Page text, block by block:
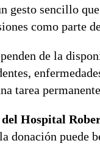
gesto sencillo
como parte
de la
tarea
Hospital
donación